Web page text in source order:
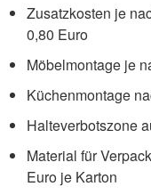
Zusatzkosten je
0,80 Euro
Möbelmontage je
Küchenmontage
Halteverbotszone
Material für
Euro je Karton